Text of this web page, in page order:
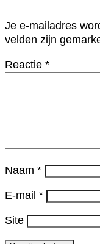
Je e-mailadres
velden zijn
Reactie *
Naam *
E-mail *
Site